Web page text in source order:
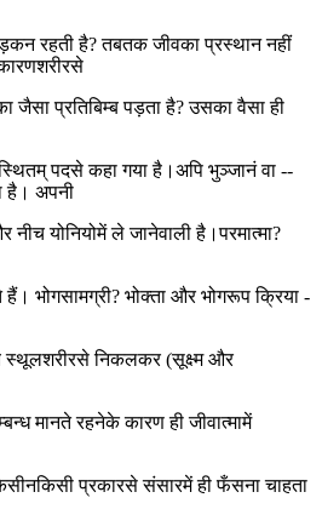
रहती है? तबतक जीवका प्रस्थान नहीं
प्रतिबिम्ब पड़ता है? उसका वैसा ही
पदसे कहा गया है।अपि भुञ्जानं वा --
है। अपनी
योनियोमें ले जानेवाली है।परमात्मा?
भोगसामग्री? भोक्ता और भोगरूप क्रिया -
स्थूलशरीरसे निकलकर (सूक्ष्म और
मानते रहनेके कारण ही जीवात्मामें
प्रकारसे संसारमें ही फँसना चाहता